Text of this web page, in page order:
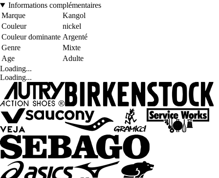
Informations complémentaires
Marque
Kangol
Couleur
nickel
Couleur dominante Argenté
Genre
Mixte
Age
Adulte
Loading...
Loading...